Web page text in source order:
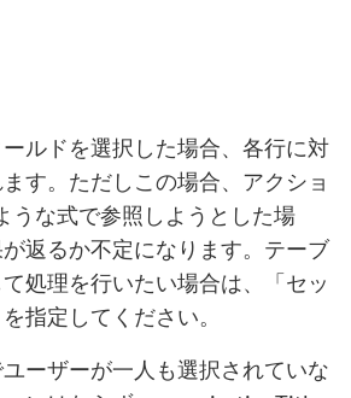
ルドを選択した場合、各行に対
す。ただしこの場合、アクショ
うな式で参照しようとした場
返るか不定になります。テーブ
処理を行いたい場合は、「セッ
指定してください。
ーザーが一人も選択されていな